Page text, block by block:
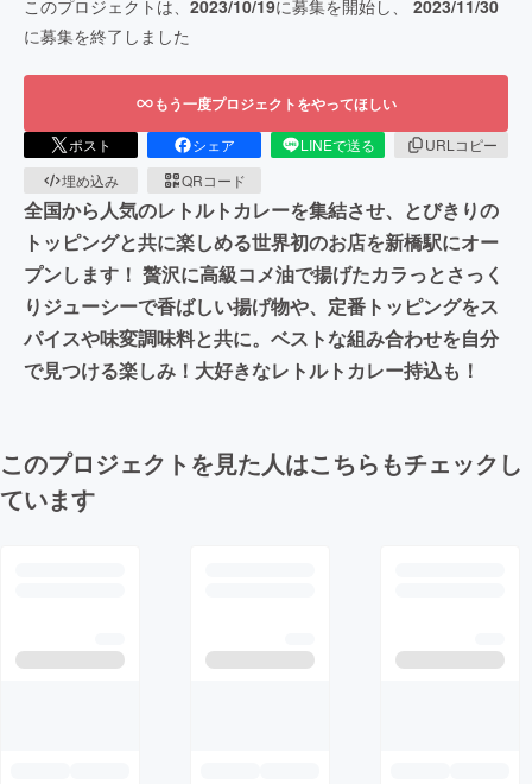
このプロジェクトは、 2023/10/19に募集を開始し、 2023/11/30
に募集を終了しました
もう一度プロジェクトをやってほしい
ポスト シェア LINEで送る
URLコピー
埋め込み
QRコード
全国から人気のレトルトカレーを集結させ、とびきりの
トッピングと共に楽しめる世界初のお店を新橋駅にオー
プンします！ 贅沢に高級コメ油で揚げたカラっとさっく
りジューシーで香ばしい揚げ物や、定番トッピングをス
パイスや味変調味料と共に。ベストな組み合わせを自分
で見つける楽しみ！大好きなレトルトカレー持込も！
このプロジェクトを見た人はこちらもチェックし
ています